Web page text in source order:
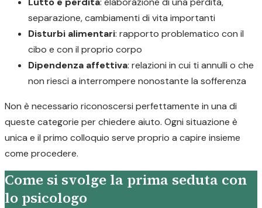
separazione, cambiamenti di vita importanti
Disturbi alimentari: rapporto problematico con il
cibo e con il proprio corpo
Dipendenza affettiva: relazioni in cui ti annulli o che
non riesci a interrompere nonostante la sofferenza
Non è necessario riconoscersi perfettamente in una di
queste categorie per chiedere aiuto. Ogni situazione è
unica e il primo colloquio serve proprio a capire insieme
come procedere.
Come si svolge la prima seduta con
lo psicologo